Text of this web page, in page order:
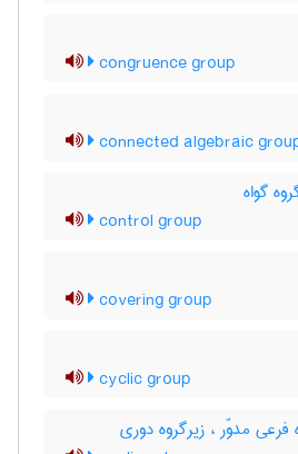
congruence group
connected algebraic
گواه
control group
covering group
cyclic group
فرعی مدوّر ، زیرگروه دوری